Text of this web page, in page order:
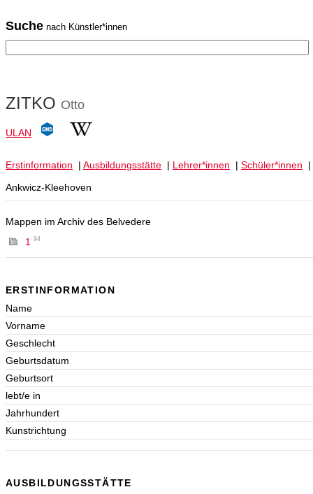
Suche nach Künstler*innen
ZITKO Otto
ULAN
Erstinformation | Ausbildungsstätte | Lehrer*innen | Schüler*innen |
Ankwicz-Kleehoven
Mappen im Archiv des Belvedere
1
94
ERSTINFORMATION
Name
Vorname
Geschlecht
Geburtsdatum
Geburtsort
lebt/e in
Jahrhundert
Kunstrichtung
AUSBILDUNGSSTÄTTE